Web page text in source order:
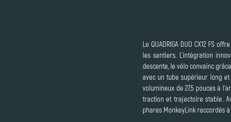
Le QUADRIGA DUO CX12 FS
les sentiers. L’intégration
descente, le vélo convainc
avec un tube supérieur long
volumineux de 27,5 pouces à
traction et trajectoire stable.
phares MonkeyLink raccordés